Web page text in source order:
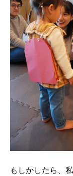
もしかしたら、